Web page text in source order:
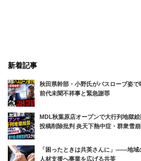
新着記事
秋田県幹部・小野氏がバスローブ姿で喫煙 オンライン記者
前代未聞不祥事と緊急謝罪
MDL秋葉原店オープンで大行列地獄絵図 無料配布混乱とお
投稿削除批判 炎天下熱中症・群衆
「困ったときは共英さんに」――地域
人材支援へ事業を広げる共英